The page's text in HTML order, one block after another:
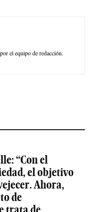
el equipo de redacción.
“Con el
el objetivo
Ahora,
de
trata de